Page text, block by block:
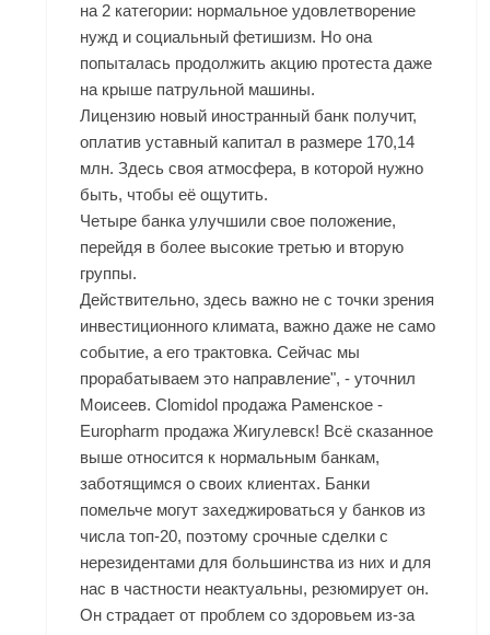
на 2 категории: нормальное удовлетворение
нужд и социальный фетишизм. Но она
попыталась продолжить акцию протеста даже
на крыше патрульной машины.
Лицензию новый иностранный банк получит,
оплатив уставный капитал в размере 170,14
млн. Здесь своя атмосфера, в которой нужно
быть, чтобы её ощутить.
Четыре банка улучшили свое положение,
перейдя в более высокие третью и вторую
группы.
Действительно, здесь важно не с точки зрения
инвестиционного климата, важно даже не само
событие, а его трактовка. Сейчас мы
прорабатываем это направление", - уточнил
Моисеев. Clomidol продажа Раменское -
Europharm продажа Жигулевск! Всё сказанное
выше относится к нормальным банкам,
заботящимся о своих клиентах. Банки
помельче могут захеджироваться у банков из
числа топ-20, поэтому срочные сделки с
нерезидентами для большинства из них и для
нас в частности неактуальны, резюмирует он.
Он страдает от проблем со здоровьем из-за